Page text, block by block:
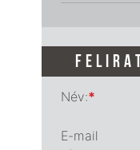
Név:*
E-mail